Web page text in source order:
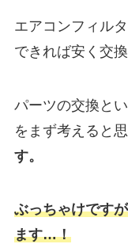
エアコンフィル
できれば安く交
パーツの交換と
をまず考えると
す。
ぶっちゃけです
ます…！